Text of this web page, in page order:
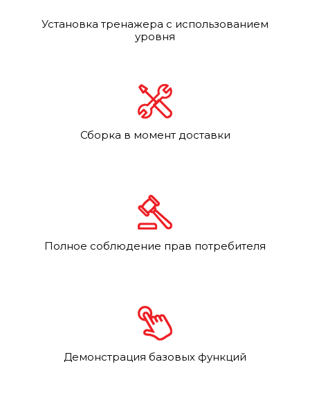
Установка тренажера с использованием
уровня
Сборка в момент доставки
Полное соблюдение прав потребителя
Демонстрация базовых функций